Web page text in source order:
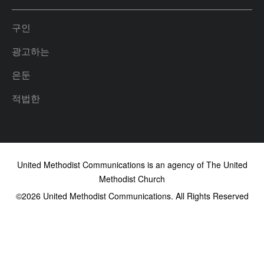
구인
광고하는
은둔
적법한
United Methodist Communications is an agency of The United
Methodist Church
©2026United Methodist Communications. All Rights Reserved